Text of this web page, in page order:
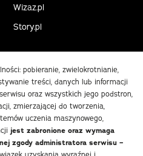
Wizaz.pl
Story.pl
pobieranie, zwielokrotnianie,
treści, danych lub informacji
oraz wszystkich jego podstron,
zmierzającej do tworzenia,
uczenia maszynowego,
jest zabronione oraz wymaga
zgody administratora serwisu –